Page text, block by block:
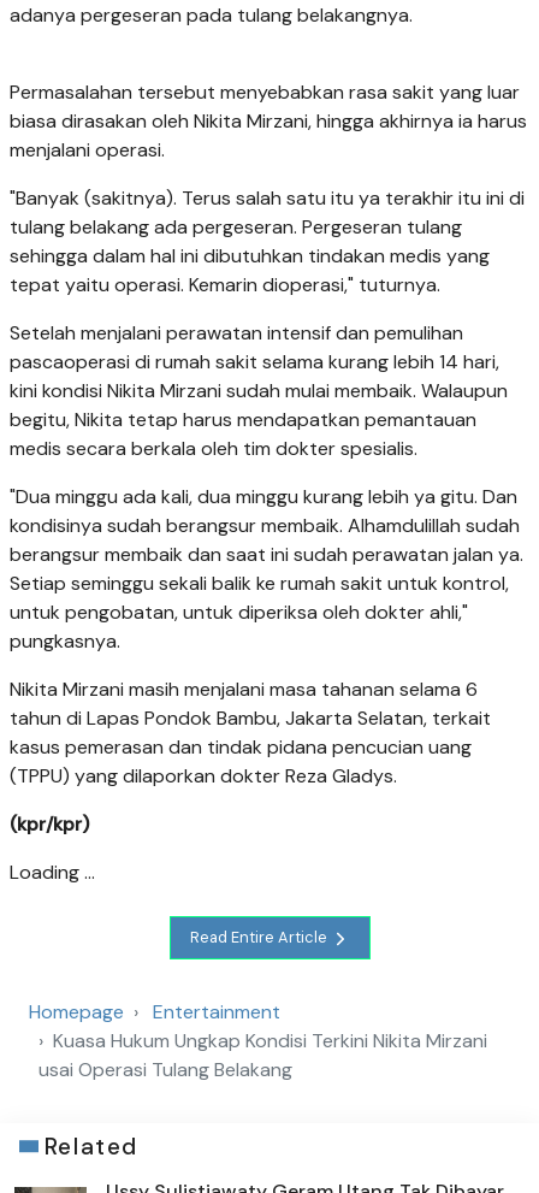
adanya pergeseran pada tulang belakangnya.
Permasalahan tersebut menyebabkan rasa sakit yang luar
biasa dirasakan oleh Nikita Mirzani, hingga akhirnya ia harus
menjalani operasi.
"Banyak (sakitnya). Terus salah satu itu ya terakhir itu ini di
tulang belakang ada pergeseran. Pergeseran tulang
sehingga dalam hal ini dibutuhkan tindakan medis yang
tepat yaitu operasi. Kemarin dioperasi," tuturnya.
Setelah menjalani perawatan intensif dan pemulihan
pascaoperasi di rumah sakit selama kurang lebih 14 hari,
kini kondisi Nikita Mirzani sudah mulai membaik. Walaupun
begitu, Nikita tetap harus mendapatkan pemantauan
medis secara berkala oleh tim dokter spesialis.
"Dua minggu ada kali, dua minggu kurang lebih ya gitu. Dan
kondisinya sudah berangsur membaik. Alhamdulillah sudah
berangsur membaik dan saat ini sudah perawatan jalan ya.
Setiap seminggu sekali balik ke rumah sakit untuk kontrol,
untuk pengobatan, untuk diperiksa oleh dokter ahli,"
pungkasnya.
Nikita Mirzani masih menjalani masa tahanan selama 6
tahun di Lapas Pondok Bambu, Jakarta Selatan, terkait
kasus pemerasan dan tindak pidana pencucian uang
(TPPU) yang dilaporkan dokter Reza Gladys.
(kpr/kpr)
Loading ...
Read Entire Article
Homepage
Entertainment
Kuasa Hukum Ungkap Kondisi Terkini Nikita Mirzani
usai Operasi Tulang Belakang
Related